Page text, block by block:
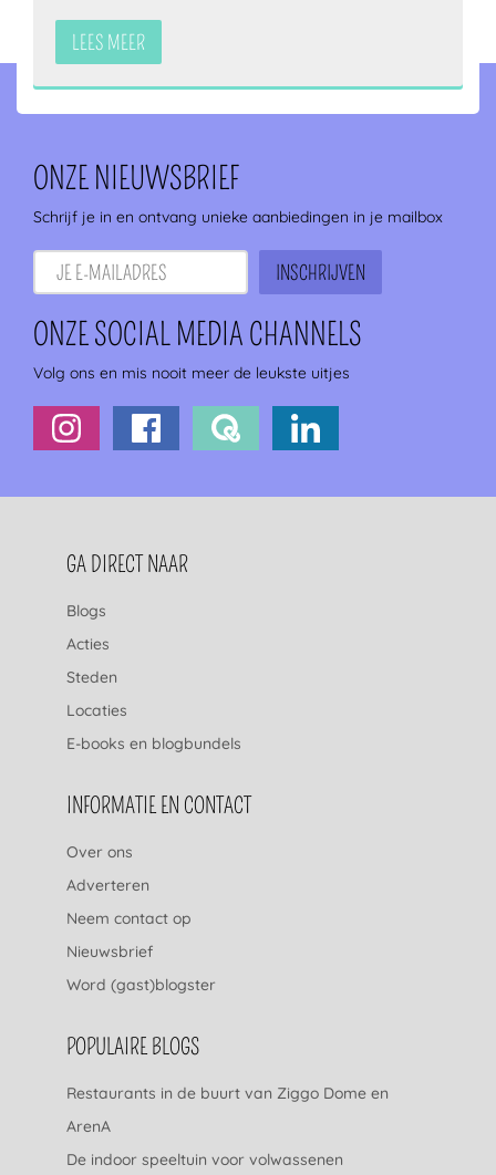
LEES MEER
ONZE NIEUWSBRIEF
Schrijf je in en ontvang unieke aanbiedingen in je mailbox
ONZE SOCIAL MEDIA CHANNELS
Volg ons en mis nooit meer de leukste uitjes
FOOTERNAVIGATIE
GA DIRECT NAAR
Blogs
Acties
Steden
Locaties
E-books en blogbundels
INFORMATIE EN CONTACT
Over ons
Adverteren
Neem contact op
Nieuwsbrief
Word (gast)blogster
POPULAIRE BLOGS
Restaurants in de buurt van Ziggo Dome en
ArenA
De indoor speeltuin voor volwassenen